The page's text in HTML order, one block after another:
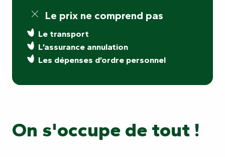
Le prix ne comprend pas
Le transport
L’assurance annulation
Les dépenses d’ordre personnel
On s'occupe de tout !